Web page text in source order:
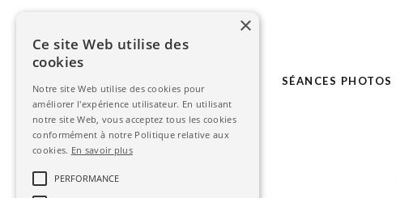
SÉANCES PHOTOS
×
Ce site Web utilise des
cookies
Notre site Web utilise des cookies pour
améliorer l'expérience utilisateur. En utilisant
notre site Web, vous acceptez tous les cookies
conformément à notre Politique relative aux
cookies. En savoir plus
PERFORMANCE